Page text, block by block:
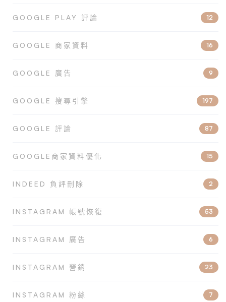
GOOGLE PLAY 評論 12
GOOGLE 商家資料 16
GOOGLE 廣告 9
GOOGLE 搜尋引擎 197
GOOGLE 評論 87
GOOGLE商家資料優化 15
INDEED 負評刪除 2
INSTAGRAM 帳號恢復 53
INSTAGRAM 廣告 6
INSTAGRAM 營銷 23
INSTAGRAM 粉絲 7